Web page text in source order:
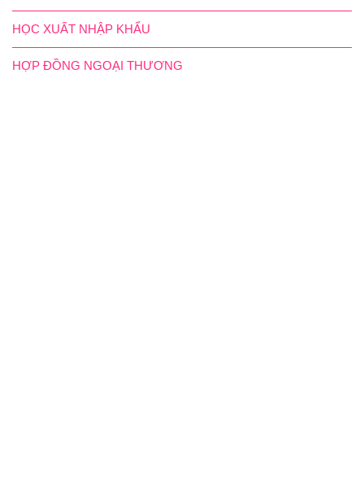
HỌC XUẤT NHẬP KHẨU
HỢP ĐỒNG NGOẠI THƯƠNG